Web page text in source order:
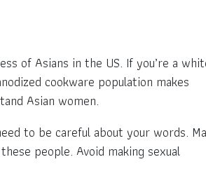
of Asians in the US. If you’re a
cookware population makes
Asian women.
to be careful about your words.
people. Avoid making sexual